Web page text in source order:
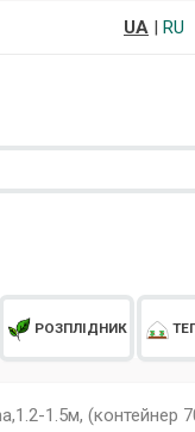
UA| RU
РОЗПЛІДНИК
1.5м, (контейнер